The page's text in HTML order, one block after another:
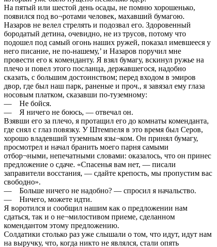
На пятый или шестой день осады, не помню хорошенько,
появился под во¬ротами человек, махавший бумагою.
Назаров не велел стрелять и подозвал его. Здоровенный
бородатый детина, очевидно, не из трусов, потому что
подошел под самый огонь наших ружей, показал имевшееся у
него писание, не по-нашему,’ и Назаров поручил мне
провести его к коменданту. Я взял бумагу, вскинул ружье на
плечо и повел этого посланца, державшегося, надобно
сказать, с большим достоинством; перед входом в эмиров
двор, где был наш парк, раненые и проч., я завязал ему глаза
носовым платком, сказавши по-туземному:
— Не бойся.
— Я ничего не боюсь, — отвечал он.
Взявши его за плечо, я протащил его до комнаты коменданта,
где снял с глаз повязку. У Штемпеля в это время был Серов,
хорошо владевший туземным язы¬ком. Он принял бумагу,
просмотрел и начал бранить моего парня самыми
отбор¬ными, непечатными словами: оказалось, что он принес
предложение о сдаче. «Спасенья вам нет, — писали
заправители восстания, — сдайте крепость, мы пропустим вас
свободно».
— Больше ничего не надобно? — спросил я начальство.
— Ничего, можете идти.
Я воротился и сообщил нашим как о предложении нам
сдаться, так и о не¬милостивом приеме, сделанном
комендантом этому предложению.
Солдатики столько раз уже слышали о том, что идут, идут нам
на выручку, что, когда никто не являлся, стали опять